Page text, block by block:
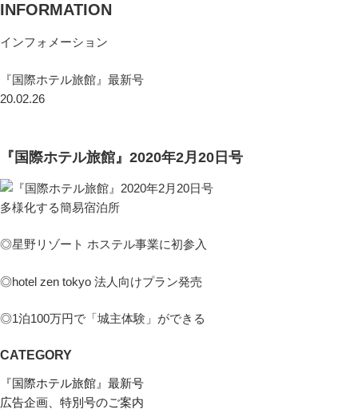
INFORMATION
インフォメーション
『国際ホテル旅館』最新号
20.02.26
『国際ホテル旅館』2020年2月20日号
多様化する簡易宿泊所
◎星野リゾート ホステル事業に初参入
◎hotel zen tokyo 法人向けプラン発売
◎1泊100万円で「城主体験」ができる
CATEGORY
『国際ホテル旅館』最新号
広告企画、特別号のご案内